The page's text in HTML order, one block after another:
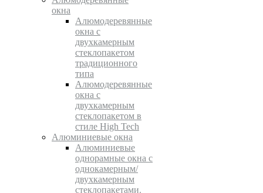
окна
Алюмодеревянные
окна с
двухкамерным
стеклопакетом
традиционного
типа
Алюмодеревянные
окна с
двухкамерным
стеклопакетом в
стиле High Tech
Алюминиевые окна
Алюминиевые
однорамные окна с
однокамерным/
двухкамерным
стеклопакетами.